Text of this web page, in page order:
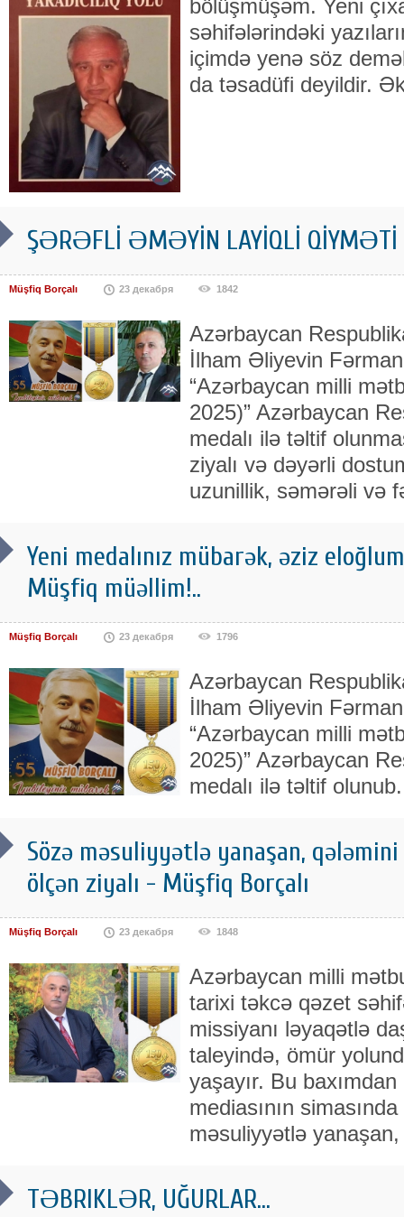
bölüşmüşəm. Yeni
səhifələrindəki
içimdə yenə söz
da təsadüfi deyildir.
ŞƏRƏFLİ ƏMƏYİN LAYİQLİ QİYMƏTİ
Müşfiq Borçalı 23 декабря 1842
Azərbaycan
İlham Əliyevin
“Azərbaycan milli
2025)” Azərbaycan
medalı ilə təltif
ziyalı və dəyərli
uzunillik, səmərəli və
Yeni medalınız mübarək, əziz
Müşfiq müəllim!..
Müşfiq Borçalı 23 декабря 1796
Azərbaycan
İlham Əliyevin
“Azərbaycan milli
2025)” Azərbaycan
medalı ilə təltif olunub.
Sözə məsuliyyətlə yanaşan,
ölçən ziyalı - Müşfiq Borçalı
Müşfiq Borçalı 23 декабря 1848
Azərbaycan milli
tarixi təkcə qəzet
missiyanı ləyaqətlə
taleyində, ömür
yaşayır. Bu
mediasının
məsuliyyətlə yanaşan,
TƏBRIKLƏR, UĞURLAR...